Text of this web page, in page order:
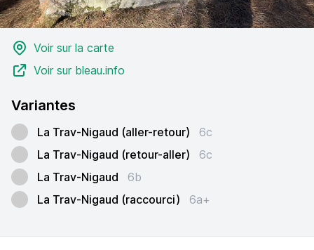
Voir sur la carte
Voir sur bleau.info
Variantes
La Trav-Nigaud (aller-retour)
6c
La Trav-Nigaud (retour-aller)
6c
La Trav-Nigaud
6b
La Trav-Nigaud (raccourci)
6a+